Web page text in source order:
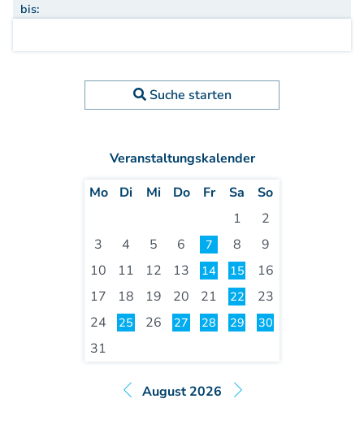
Kursreihe Cranio - Zertifikat (postgraduate)
(postgraduate)
Kursreihe Sportosteopathie - Zertifikat
KURSE PHYSIOTHERAPEUTEN
Prüfungsvorbereitung
Fortbildung & Zusatzkurse
Krankengymnatik am Gerät
Kinesio-Sport-Taping
PNE - Pain Neuroscience Education
bis:
Suche starten
Veranstaltungskalender
Mo
Di Mi Do Fr Sa
So
1
2
3
4 5 6 7 8
9
10
11 12 13 14 15
16
17
18 19 20 21 22
23
24
25 26 27 28 29 30
31
August 2026